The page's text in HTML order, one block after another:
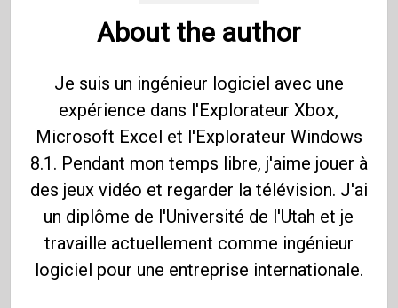
About the author
Je suis un ingénieur logiciel avec une
expérience dans l'Explorateur Xbox,
Microsoft Excel et l'Explorateur Windows
8.1. Pendant mon temps libre, j'aime jouer à
des jeux vidéo et regarder la télévision. J'ai
un diplôme de l'Université de l'Utah et je
travaille actuellement comme ingénieur
logiciel pour une entreprise internationale.